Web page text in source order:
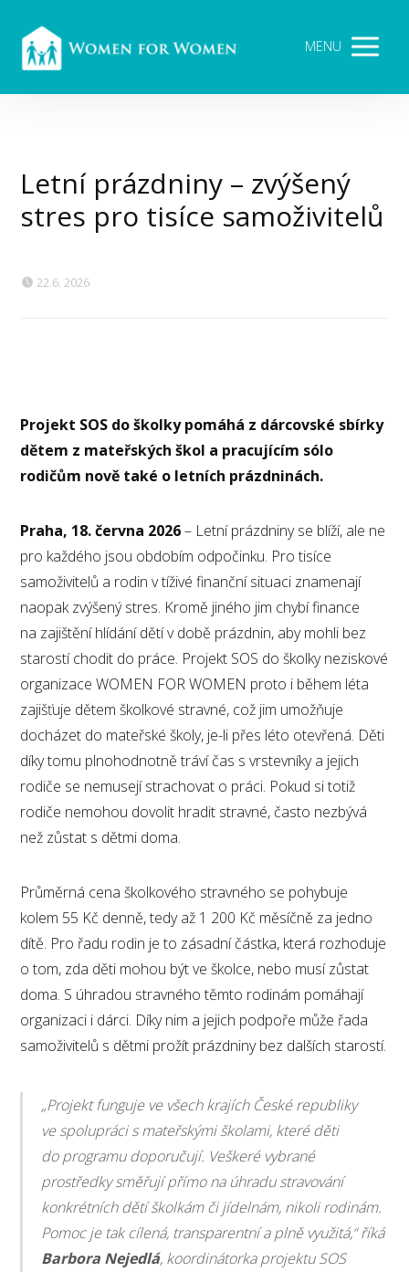
MENU
Letní prázdniny – zvýšený
stres pro tisíce samoživitelů
22.6. 2026
Projekt SOS do školky pomáhá z dárcovské sbírky
dětem z mateřských škol a pracujícím sólo
rodičům nově také o letních prázdninách.
Praha, 18. června 2026– Letní prázdniny se blíží, ale ne
pro každého jsou obdobím odpočinku. Pro tisíce
samoživitelů a rodin v tíživé finanční situaci znamenají
naopak zvýšený stres. Kromě jiného jim chybí finance
na zajištění hlídání dětí v době prázdnin, aby mohli bez
starostí chodit do práce. Projekt SOS do školky neziskové
organizace WOMEN FOR WOMEN proto i během léta
zajišťuje dětem školkové stravné, což jim umožňuje
docházet do mateřské školy, je-li přes léto otevřená. Děti
díky tomu plnohodnotně tráví čas s vrstevníky a jejich
rodiče se nemusejí strachovat o práci. Pokud si totiž
rodiče nemohou dovolit hradit stravné, často nezbývá
než zůstat s dětmi doma.
Průměrná cena školkového stravného se pohybuje
kolem 55 Kč denně, tedy až 1 200 Kč měsíčně za jedno
dítě. Pro řadu rodin je to zásadní částka, která rozhoduje
o tom, zda děti mohou být ve školce, nebo musí zůstat
doma. S úhradou stravného těmto rodinám pomáhají
organizaci i dárci. Díky nim a jejich podpoře může řada
samoživitelů s dětmi prožít prázdniny bez dalších starostí.
„Projekt funguje ve všech krajích České republiky
ve spolupráci s mateřskými školami, které děti
do programu doporučují. Veškeré vybrané
prostředky směřují přímo na úhradu stravování
konkrétních dětí školkám či jídelnám, nikoli rodinám.
Pomoc je tak cílená, transparentní a plně využitá,“ říká
Barbora Nejedlá, koordinátorka projektu SOS